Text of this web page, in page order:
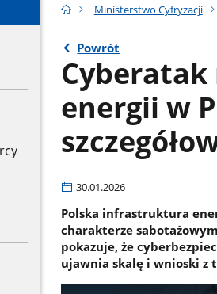
Ministerstwo Cyfryzacji
Powrót
energii w
30.01.2026
Polska infrastruktura
charakterze
pokazuje, że
ujawnia skalę i wnioski z